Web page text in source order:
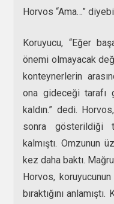
Horvos “Ama…”
Koruyucu, “Eğer
önemi olmayacak
konteynerlerin
ona gideceği tarafı
kaldın.” dedi.
sonra gösterildiği
kalmıştı. Omzunun
kez daha baktı.
Horvos,
bıraktığını